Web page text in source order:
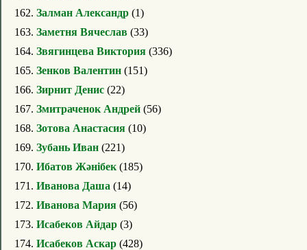
162. Залман Александр (1)
163. Заметня Вячеслав (33)
164. Звягинцева Виктория (336)
165. Зенков Валентин (151)
166. Зирнит Денис (22)
167. Змитраченок Андрей (56)
168. Зотова Анастасия (10)
169. Зубань Иван (221)
170. Ибатов Жәнібек (185)
171. Иванова Даша (14)
172. Иванова Мария (56)
173. Исабеков Айдар (3)
174. Исабеков Аскар (428)